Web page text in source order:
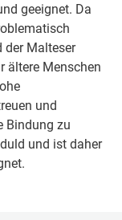
geeignet. Da
der Malteser
ältere Menschen
und
Bindung zu
und ist daher